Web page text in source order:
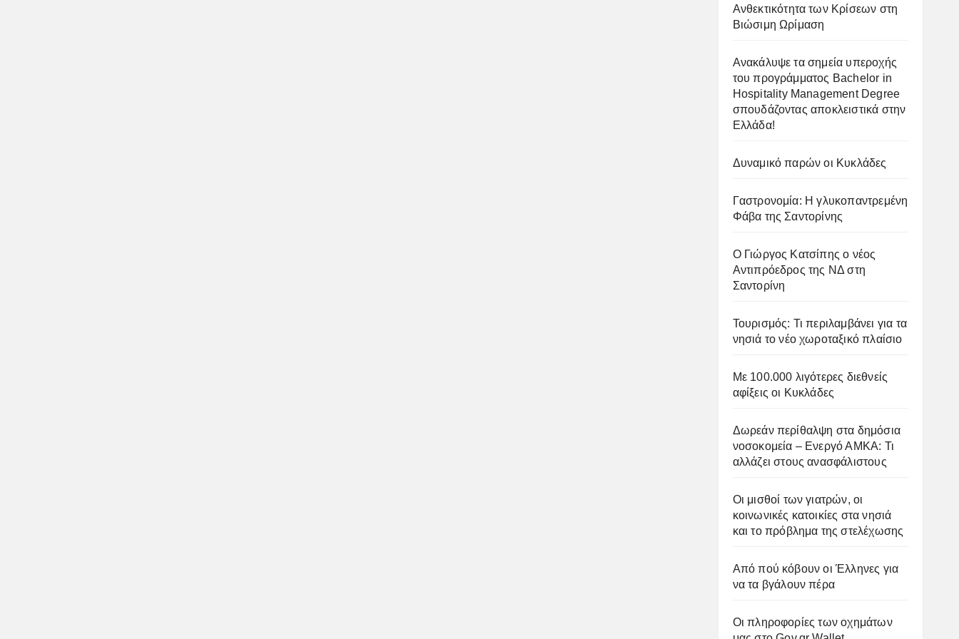
Ανθεκτικότητα των Κρίσεων στη
Βιώσιμη Ωρίμαση
Ανακάλυψε τα σημεία υπεροχής
του προγράμματος Bachelor in
Hospitality Management Degree
σπουδάζοντας αποκλειστικά στην
Ελλάδα!
Δυναμικό παρών οι Κυκλάδες
Γαστρονομία: Η γλυκοπαντρεμένη
Φάβα της Σαντορίνης
Ο Γιώργος Κατσίπης ο νέος
Αντιπρόεδρος της ΝΔ στη
Σαντορίνη
Τουρισμός: Τι περιλαμβάνει για τα
νησιά το νέο χωροταξικό πλαίσιο
Με 100.000 λιγότερες διεθνείς
αφίξεις οι Κυκλάδες
Δωρεάν περίθαλψη στα δημόσια
νοσοκομεία – Ενεργό ΑΜΚΑ: Τι
αλλάζει στους ανασφάλιστους
Οι μισθοί των γιατρών, οι
κοινωνικές κατοικίες στα νησιά
και το πρόβλημα της στελέχωσης
Από πού κόβουν οι Έλληνες για
να τα βγάλουν πέρα
Οι πληροφορίες των οχημάτων